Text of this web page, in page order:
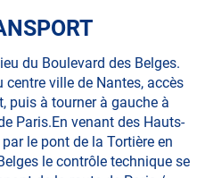
COEUR
NANTES
du Boulevard des Belges.
ville de Nantes, accès
puis à tourner à gauche à
Paris.En venant des Hauts-
le pont de la Tortière en
le contrôle technique se